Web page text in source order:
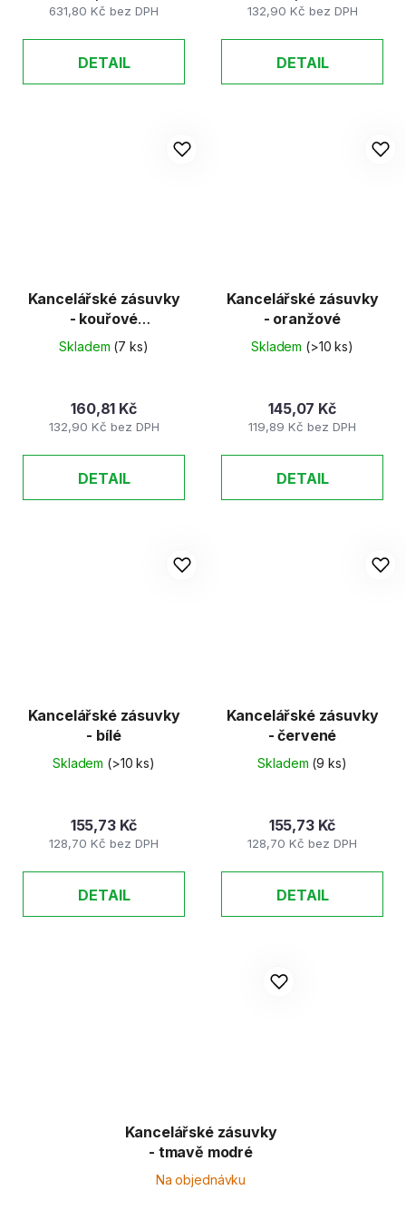
631,80 Kč bez DPH
DETAIL
132,90 Kč bez DPH
DETAIL
Kancelářské zásuvky
- kouřové
(transparentní hnědá)
Skladem (7 ks)
132,90 Kč bez DPH
160,81 Kč
DETAIL
Kancelářské zásuvky
- oranžové
Skladem (>10 ks)
119,89 Kč bez DPH
145,07 Kč
DETAIL
Kancelářské zásuvky
- bílé
Skladem (>10 ks)
128,70 Kč bez DPH
155,73 Kč
DETAIL
Kancelářské zásuvky
- červené
Skladem (9 ks)
128,70 Kč bez DPH
155,73 Kč
DETAIL
Kancelářské zásuvky
- tmavě modré
Na objednávku